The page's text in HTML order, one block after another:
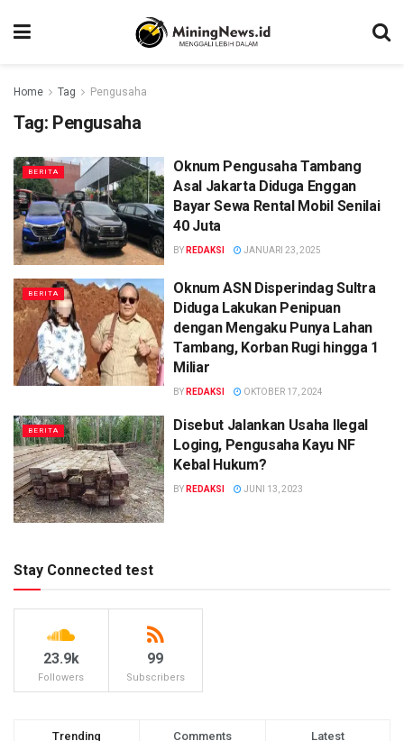
Home Tag Pengusaha
Tag: Pengusaha
BERITA
Oknum Pengusaha Tambang
Asal Jakarta Diduga Enggan
Bayar Sewa Rental Mobil Senilai
40 Juta
BY REDAKSI JANUARI 23, 2025
BERITA
Oknum ASN Disperindag Sultra
Diduga Lakukan Penipuan
dengan Mengaku Punya Lahan
Tambang, Korban Rugi hingga 1
Miliar
BY REDAKSI OKTOBER 17, 2024
BERITA
Disebut Jalankan Usaha Ilegal
Loging, Pengusaha Kayu NF
Kebal Hukum?
BY REDAKSI JUNI 13, 2023
Stay Connected test
23.9k
Followers
99
Subscribers
Trending Comments Latest